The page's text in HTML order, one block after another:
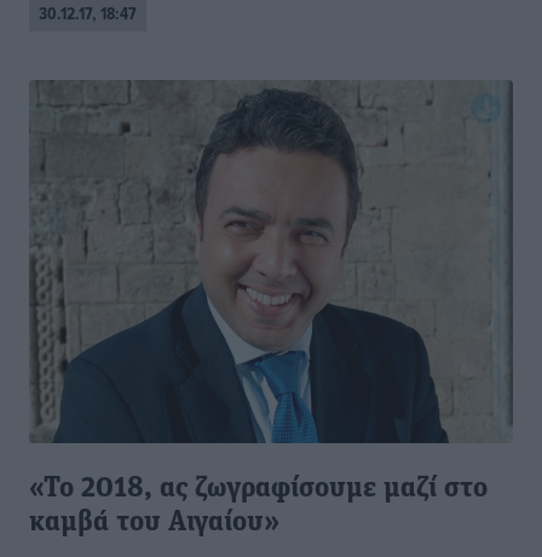
30.12.17, 18:47
«Το 2018, ας ζωγραφίσουμε μαζί στο
καμβά του Αιγαίου»